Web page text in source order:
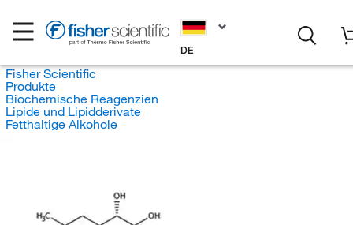
DE
Fisher Scientific
Produkte
Biochemische Reagenzien
Lipide und Lipidderivate
Fetthaltige Alkohole